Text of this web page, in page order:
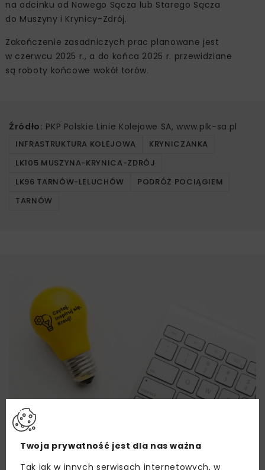
na odcinku od Nowego Sącza lub Starego Sącza
do Muszyny i Krynicy-Zdrój.
Zakończenie zasadniczych prac planowane jest
w czerwcu 2025 r., a do końca 2025 r. przewidziane
są roboty końcowe wokół torów.
Źródło: PKP Polskie Linie Kolejowe SA, www.plk-sa.pl
INFRASTRUKTURA KOLEJOWA
KRYNICZANKA
LK105 MUSZYNA-KRYNICA-ZDRÓJ
LK96 TARNÓW-LELUCHÓW
PODRÓŻ POCIĄGIEM
TARNÓW
Twoja prywatność jest dla nas ważna
Tak jak w innych serwisach internetowych, w